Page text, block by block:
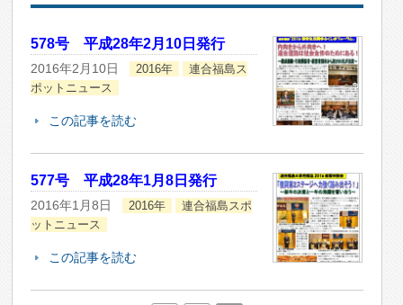
578号 平成28年2月10日発行
2016年2月10日 2016年
連合福島ス
ポットニュース
この記事を読む
577号 平成28年1月8日発行
2016年1月8日 2016年
連合福島スポ
ットニュース
この記事を読む